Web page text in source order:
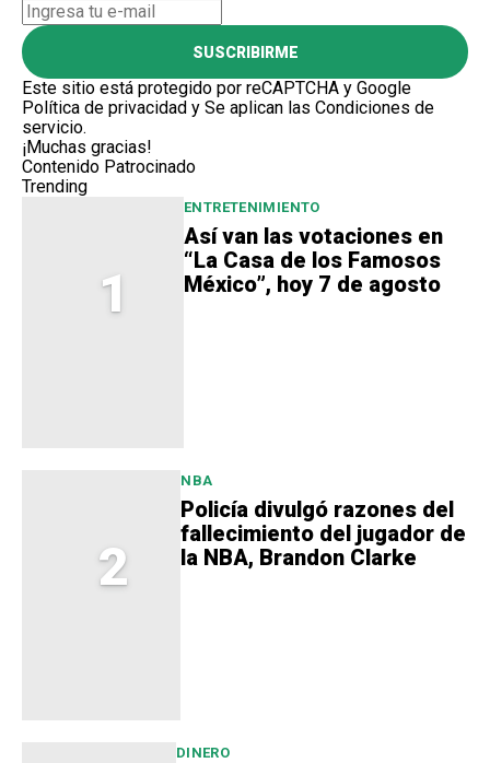
SUSCRIBIRME
Este sitio está protegido por reCAPTCHA y Google
Política de privacidad y Se aplican las Condiciones de
servicio.
¡Muchas gracias!
Contenido Patrocinado
Trending
1
ENTRETENIMIENTO
Así van las votaciones en
“La Casa de los Famosos
México”, hoy 7 de agosto
2
NBA
Policía divulgó razones del
fallecimiento del jugador de
la NBA, Brandon Clarke
DINERO